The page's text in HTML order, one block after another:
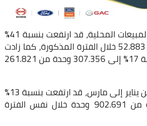
وأوضحت هيونداي أن المبيعات المحلية، قد ارتفعت بنسبة 41%
إلى 74.529 وحدة من 52.883 خلال الفترة المذكورة، كما زادت
المبيعات الخارجية بنسبة 17% إلى 307.356 وحدة من 261.821
وأضافت أن المبيعات من يناير إلى مارس، قد ارتفعت بنسبة 13%
إلى 1,020.316 وحدة من 902.691 وحدة خلال نفس الفترة